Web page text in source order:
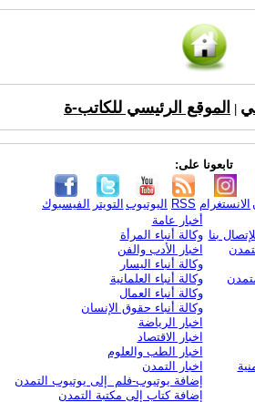
الموقع الرئيسي للكاتب-ة
تابعونا على:
الفيسبوك التويتر اليوتيوب RSS الانستغرام
بنا
أخبار عامة
وكالة أنباء المرأة
اخبار الأدب والفن
وكالة أنباء اليسار
وكالة أنباء العلمانية
وكالة أنباء العمال
وكالة أنباء حقوق الإنسان
اخبار الرياضة
اخبار الاقتصاد
اخبار الطب والعلوم
اخبار التمدن
إضافة يوتيوب-فلم إلى يوتيوب التمدن
إضافة كتاب إلى مكتبة التمدن